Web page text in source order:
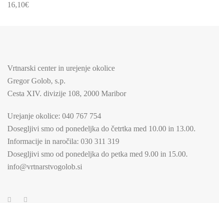
16,10€
Vrtnarski center in urejenje okolice
Gregor Golob, s.p.
Cesta XIV. divizije 108, 2000 Maribor
Urejanje okolice: 040 767 754
Dosegljivi smo od ponedeljka do četrtka med 10.00 in 13.00.
Informacije in naročila: 030 311 319
Dosegljivi smo od ponedeljka do petka med 9.00 in 15.00.
info@vrtnarstvogolob.si